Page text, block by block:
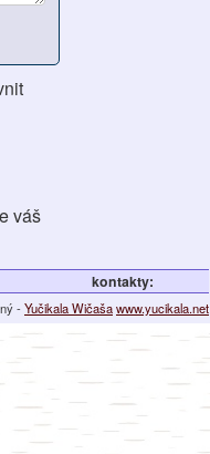
váš
kontakty:
-Yučikala Wičašawww.yucikala.net